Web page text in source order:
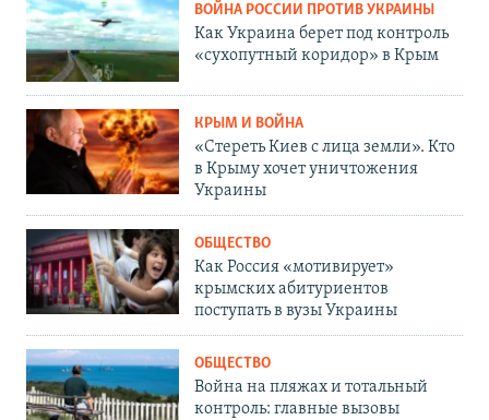
ВОЙНА РОССИИ ПРОТИВ УКРАИНЫ
Как Украина берет под контроль
«сухопутный коридор» в Крым
КРЫМ И ВОЙНА
«Стереть Киев с лица земли». Кто
в Крыму хочет уничтожения
Украины
ОБЩЕСТВО
Как Россия «мотивирует»
крымских абитуриентов
поступать в вузы Украины
ОБЩЕСТВО
Война на пляжах и тотальный
контроль: главные вызовы